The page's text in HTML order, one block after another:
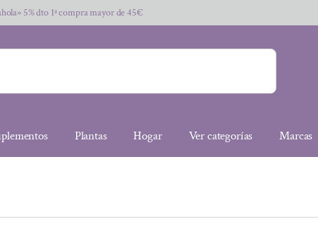
5% dto 1ª compra mayor de 45€
Plantas Hogar Ver categorías Marcas